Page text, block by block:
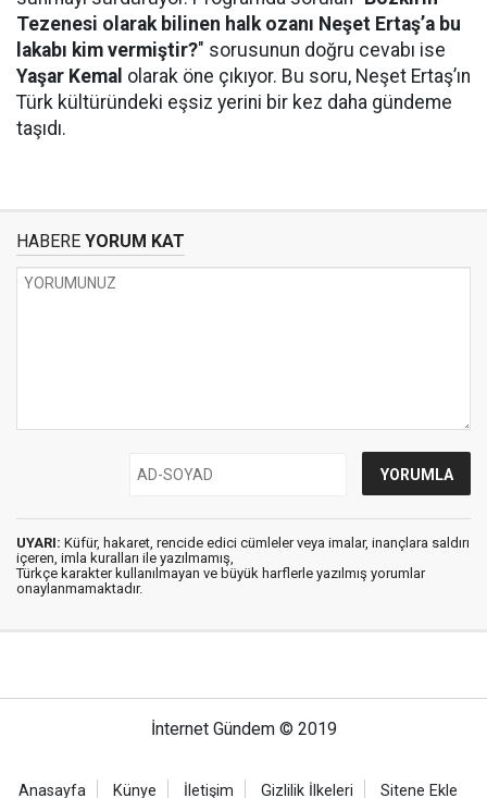
Tezenesi olarak bilinen halk ozanı Neşet Ertaş’a bu
lakabı kim vermiştir?" sorusunun doğru cevabı ise
Yaşar Kemal olarak öne çıkıyor. Bu soru, Neşet Ertaş’ın
Türk kültüründeki eşsiz yerini bir kez daha gündeme
taşıdı.
HABERE YORUM KAT
UYARI: Küfür, hakaret, rencide edici cümleler veya imalar, inançlara saldırı
içeren, imla kuralları ile yazılmamış,
Türkçe karakter kullanılmayan ve büyük harflerle yazılmış yorumlar
onaylanmamaktadır.
İnternet Gündem © 2019
Anasayfa Künye İletişim Gizlilik İlkeleri Sitene Ekle